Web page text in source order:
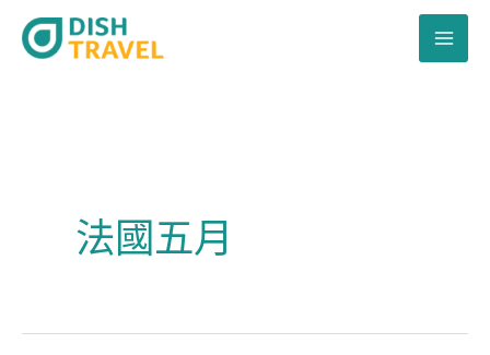
法國五月